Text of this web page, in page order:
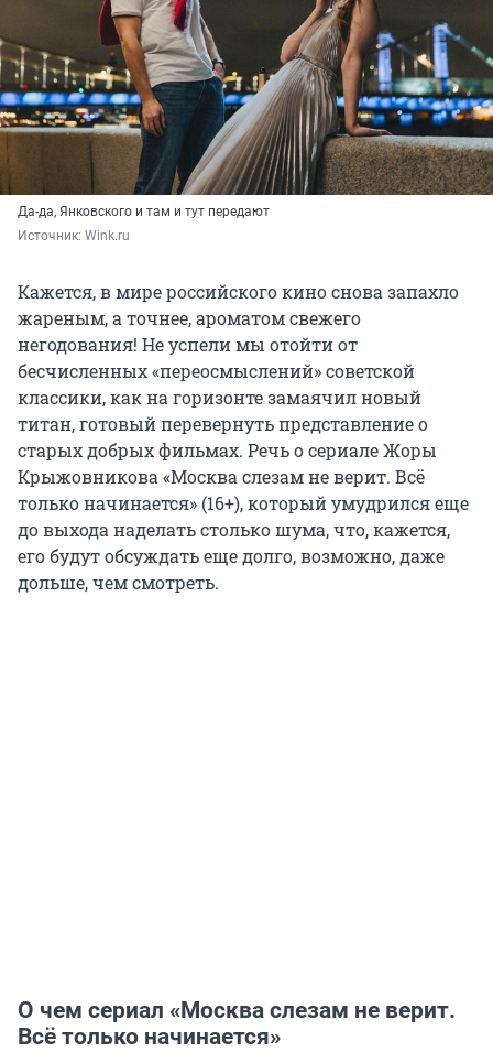
Да-да, Янковского и там и тут передают
Источник: Wink.ru
Кажется, в мире российского кино снова запахло
жареным, а точнее, ароматом свежего
негодования! Не успели мы отойти от
бесчисленных «переосмыслений» советской
классики, как на горизонте замаячил новый
титан, готовый перевернуть представление о
старых добрых фильмах. Речь о сериале Жоры
Крыжовникова «Москва слезам не верит. Всё
только начинается» (16+), который умудрился еще
до выхода наделать столько шума, что, кажется,
его будут обсуждать еще долго, возможно, даже
дольше, чем смотреть.
О чем сериал «Москва слезам не верит.
Всё только начинается»